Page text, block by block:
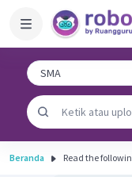
Beranda